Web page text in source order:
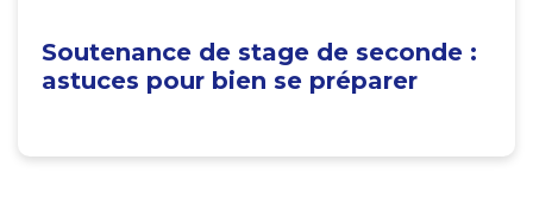
Soutenance de stage de seconde :
astuces pour bien se préparer